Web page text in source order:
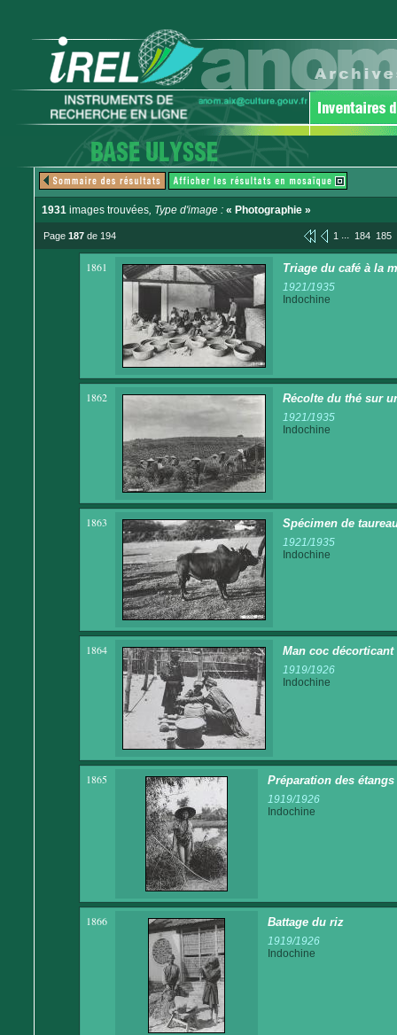
1931 images trouvées, Type d'image : « Photographie »
Page 187 de 194 1 ... 184 185
1861 Triage du café à la
1921/1935
Indochine
1862 Récolte du thé sur
1921/1935
Indochine
1863 Spécimen de
1921/1935
Indochine
1864 Man coc décorticant
1919/1926
Indochine
1865 Préparation des
1919/1926
Indochine
1866 Battage du riz
1919/1926
Indochine